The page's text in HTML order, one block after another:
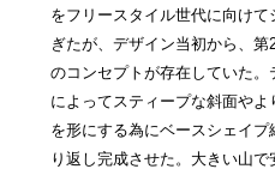
をフリースタイル世代に向け
ぎたが、デザイン当初から、第
のコンセプトが存在していた
によってスティープな斜面や
を形にする為にベースシェイ
り返し完成させた。大きい山